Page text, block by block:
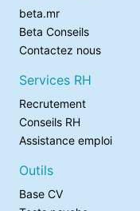
beta.mr
Beta Conseils
Contactez nous
Services RH
Recrutement
Conseils RH
Assistance emploi
Outils
Base CV